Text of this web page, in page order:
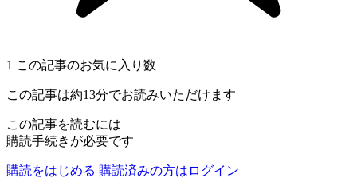
1 この記事のお気に入り数
この記事は約13分でお読みいただけます
この記事を読むには
購読手続きが必要です
購読をはじめる 購読済みの方はログイン